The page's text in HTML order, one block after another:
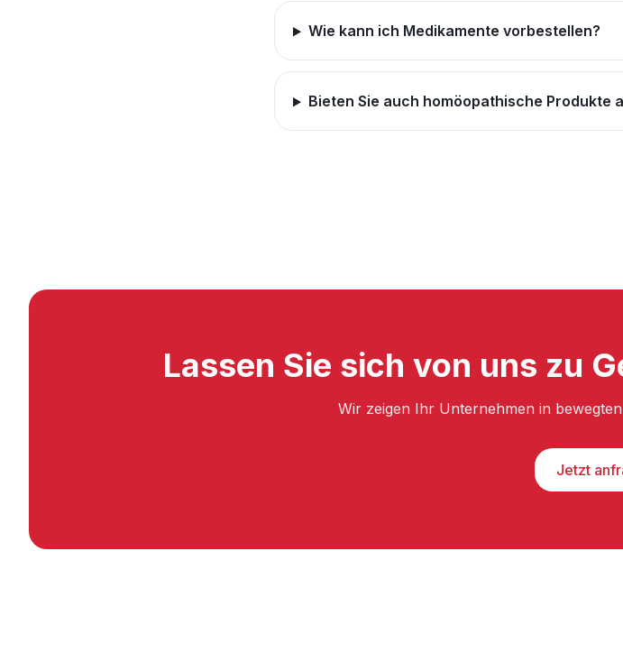
Wie kann ich Medikamente vorbestellen?
Bieten Sie auch homöopathische Produkte
Lassen Sie sich von uns zu
Wir zeigen Ihr Unternehmen in
Jetzt